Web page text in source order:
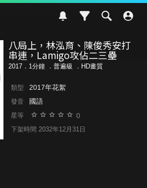
八局上，林泓育、陳俊秀安打
串連，Lamigo攻佔二三壘
2017．1分鐘 ． 普遍級 ．HD畫質
類型 2017年花絮
發音 國語
星等 0
下架時間 2032年12月31日